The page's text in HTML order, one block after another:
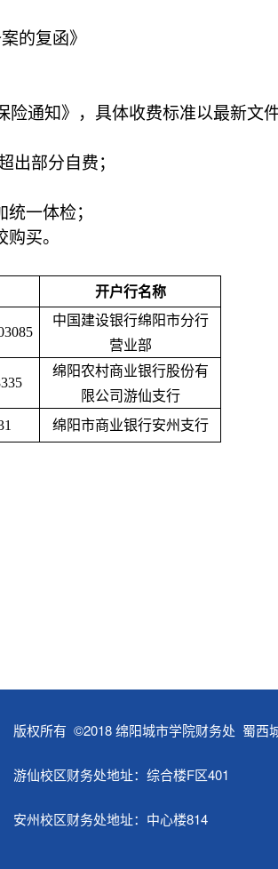
的复函》
通知》，具体收费标准以最新文件
出部分自费；
一体检；
买。
开户行名称
中国建设银行绵阳市分行
营业部
绵阳农村商业银行股份有
限公司游仙支行
绵阳市商业银行安州支行
版权所有 ©2018 绵阳城市学院财务处 蜀西
游仙校区财务处地址：综合楼F区401
安州校区财务处地址：中心楼814